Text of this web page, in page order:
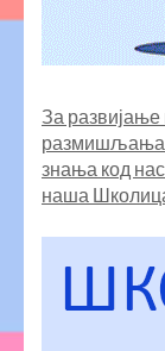
За
размишљања
знања код
наша